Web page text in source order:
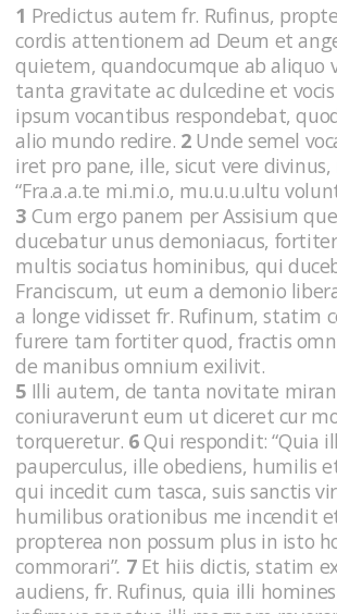
1 Predictus autem fr. Rufinus,
cordis attentionem ad Deum et
quietem, quandocumque ab aliquo
tanta gravitate ac dulcedine et
ipsum vocantibus respondebat,
alio mundo redire. 2Unde semel
iret pro pane, ille, sicut vere
“Fra.a.a.te mi.mi.o, mu.u.u.ultu
3 Cum ergo panem per Assisium
ducebatur unus demoniacus,
multis sociatus hominibus, qui
Franciscum, ut eum a demonio
a longe vidisset fr. Rufinum, statim
furere tam fortiter quod, fractis
de manibus omnium exilivit.
5 Illi autem, de tanta novitate
coniuraverunt eum ut diceret cur
torqueretur. 6Qui respondit: “Quia
pauperculus, ille obediens, humilis
qui incedit cum tasca, suis sanctis
humilibus orationibus me incendit
propterea non possum plus in isto
commorari”. 7 Et hiis dictis, statim
audiens, fr. Rufinus, quia illi